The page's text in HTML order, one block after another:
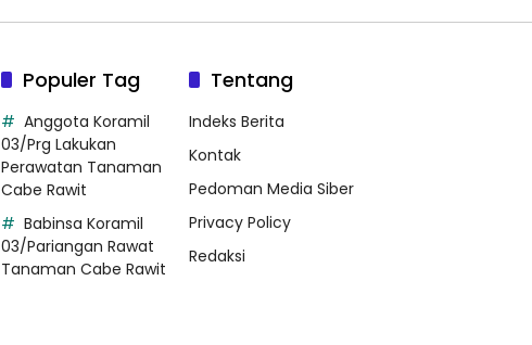
Populer Tag
Anggota Koramil
03/Prg Lakukan
Perawatan Tanaman
Cabe Rawit
Babinsa Koramil
03/Pariangan Rawat
Tanaman Cabe Rawit
Tentang
Indeks Berita
Kontak
Pedoman Media Siber
Privacy Policy
Redaksi